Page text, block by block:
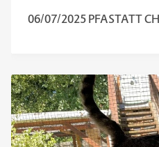
06/07/2025 PFASTATT